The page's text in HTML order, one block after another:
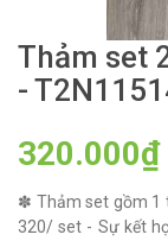
Thảm set
-
320.000₫
✽ Thảm set gồm 1
320/ set - Sự kết